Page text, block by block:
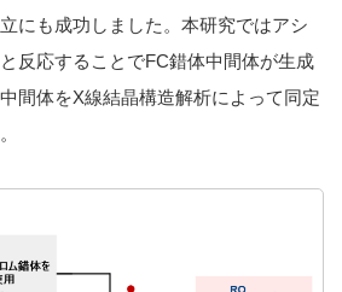
にも成功しました。本研究ではアシ
反応することでFC錯体中間体が生成
間体をX線結晶構造解析によって同定